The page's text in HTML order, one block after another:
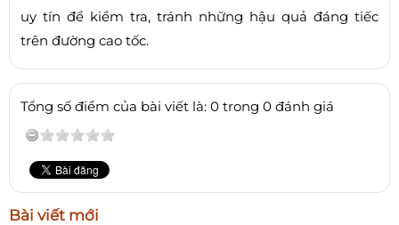
uy tín để kiểm tra, tránh những hậu quả đáng tiếc
trên đường cao tốc.
Tổng số điểm của bài viết là: 0 trong 0 đánh giá
Bài viết mới